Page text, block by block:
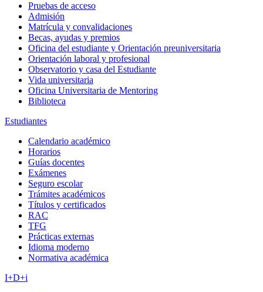
Pruebas de acceso
Admisión
Matrícula y convalidaciones
Becas, ayudas y premios
Oficina del estudiante y Orientación preuniversitaria
Orientación laboral y profesional
Observatorio y casa del Estudiante
Vida universitaria
Oficina Universitaria de Mentoring
Biblioteca
Estudiantes
Calendario académico
Horarios
Guías docentes
Exámenes
Seguro escolar
Trámites académicos
Títulos y certificados
RAC
TFG
Prácticas externas
Idioma moderno
Normativa académica
I+D+i